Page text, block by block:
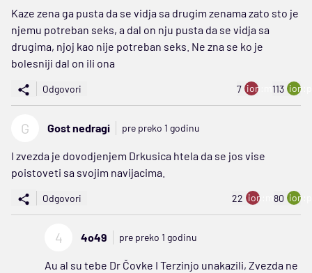
Kaze zena ga pusta da se vidja sa drugim zenama zato sto je
njemu potreban seks, a dal on nju pusta da se vidja sa
drugima, njoj kao nije potreban seks. Ne zna se ko je
bolesniji dal on ili ona
Odgovori 7 ion:minus
113
G Gost nedragi pre preko 1 godinu
I zvezda je dovodjenjem Drkusica htela da se jos vise
poistoveti sa svojim navijacima.
Odgovori 22 ion:minus
80
4 4o49 pre preko 1 godinu
Au al su tebe Dr Čovke I Terzinjo unakazili, Zvezda ne